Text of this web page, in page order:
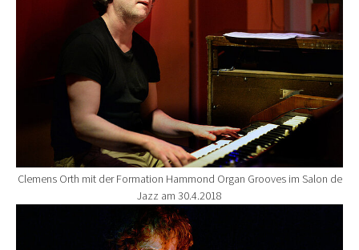
Clemens Orth mit der Formation Hammond Organ Grooves im Salon de
Jazz am 30.4.2018
Show larger version for: